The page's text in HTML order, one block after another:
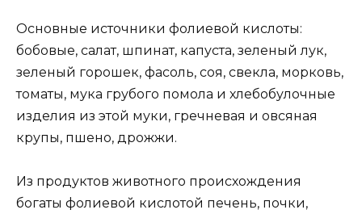
Основные источники фолиевой кислоты:
бобовые, салат, шпинат, капуста, зеленый лук,
зеленый горошек, фасоль, соя, свекла, морковь,
томаты, мука грубого помола и хлебобулочные
изделия из этой муки, гречневая и овсяная
крупы, пшено, дрожжи.
Из продуктов животного происхождения
богаты фолиевой кислотой печень, почки,